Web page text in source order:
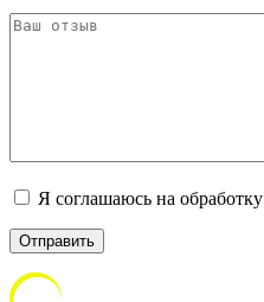
Я соглашаюсь на обработку